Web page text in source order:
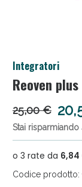
Integratori
Reoven
25,00 €
Stai
Codice prodotto:
Salini e